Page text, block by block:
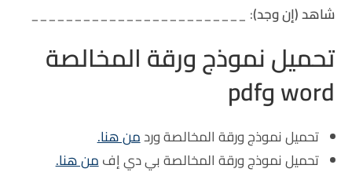
شاهد (إن وجد): _________________________
تحميل نموذج ورقة المخالصة
word وpdf
تحميل نموذج ورقة المخالصة وردمن هنا.
تحميل نموذج ورقة المخالصة بي دي إفمن هنا.